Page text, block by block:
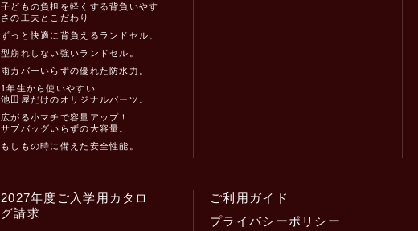
子どもの負担を軽くする背負いやす
さの工夫とこだわり
ずっと快適に背負えるランドセル。
型崩れしない強いランドセル。
雨カバーいらずの優れた防水力。
1年生から使いやすい
池田屋だけのオリジナルパーツ。
広がる小マチで容量アップ！
サブバッグいらずの大容量。
もしもの時に備えた安全性能。
2027年度ご入学用カタロ
グ請求
ご利用ガイド
プライバシーポリシー